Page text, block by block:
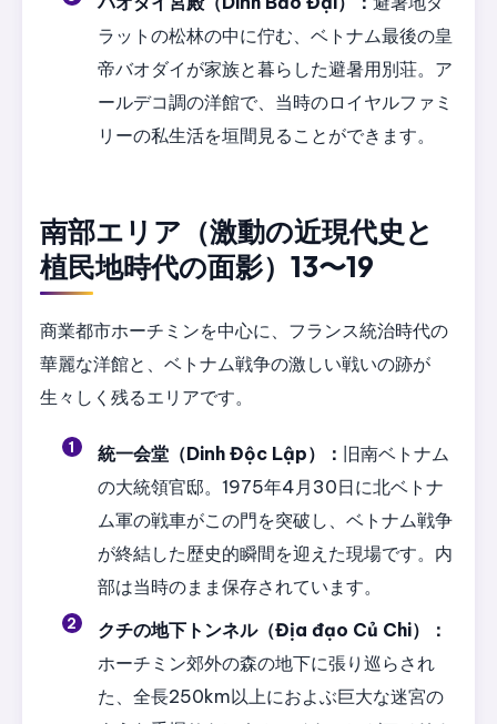
ラットの松林の中に佇む、ベトナム最後の皇
帝バオダイが家族と暮らした避暑用別荘。ア
ールデコ調の洋館で、当時のロイヤルファミ
リーの私生活を垣間見ることができます。
南部エリア（激動の近現代史と
植民地時代の面影）13〜19
商業都市ホーチミンを中心に、フランス統治時代の
華麗な洋館と、ベトナム戦争の激しい戦いの跡が
生々しく残るエリアです。
統一会堂（Dinh Độc Lập）： 旧南ベトナム
の大統領官邸。1975年4月30日に北ベトナ
ム軍の戦車がこの門を突破し、ベトナム戦争
が終結した歴史的瞬間を迎えた現場です。内
部は当時のまま保存されています。
クチの地下トンネル（Địa đạo Củ Chi）：
ホーチミン郊外の森の地下に張り巡らされ
た、全長250km以上におよぶ巨大な迷宮の